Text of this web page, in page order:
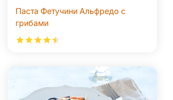
Паста Фетучини Альфредо с
грибами